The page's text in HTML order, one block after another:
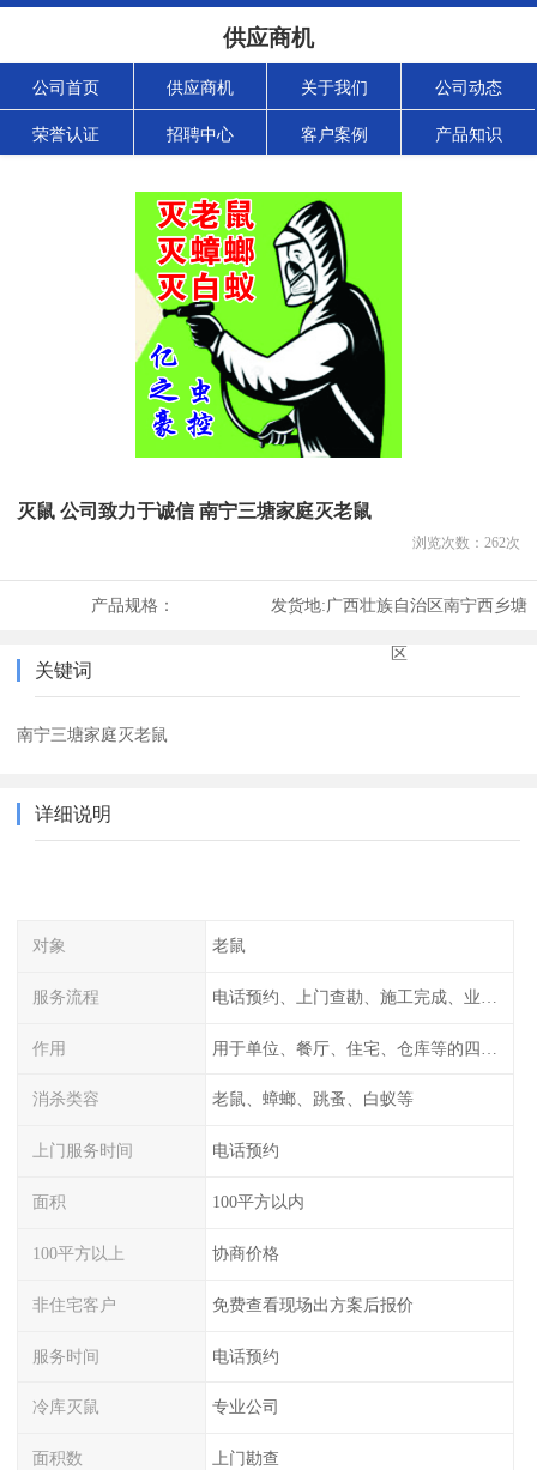
供应商机
公司首页 供应商机 关于我们 公司动态
荣誉认证 招聘中心 客户案例 产品知识
灭鼠 公司致力于诚信 南宁三塘家庭灭老鼠
浏览次数： 262次
产品规格： 发货地:广西壮族自治区南宁西乡塘
区
关键词
南宁三塘家庭灭老鼠
详细说明
对象 老鼠
服务流程
作用
消杀类容 老鼠、蟑螂、跳蚤、白蚁等
上门服务时间 电话预约
面积 100平方以内
100平方以上 协商价格
非住宅客户 免费查看现场出方案后报价
服务时间 电话预约
冷库灭鼠 专业公司
面积数 上门勘查